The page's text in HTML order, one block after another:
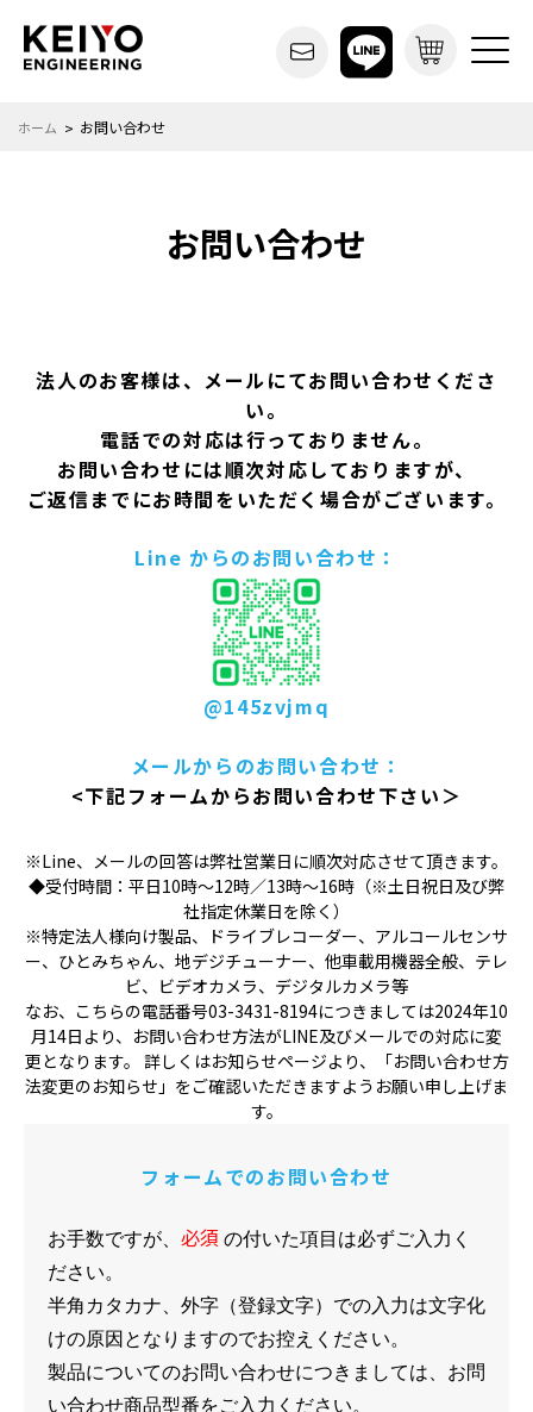
ホーム お問い合わせ
お問い合わせ
法人のお客様は、メールにてお問い合わせくださ
い。
電話での対応は行っておりません。
お問い合わせには順次対応しておりますが、
ご返信までにお時間をいただく場合がございます。
Line からのお問い合わせ：
@145zvjmq
メールからのお問い合わせ：
<下記フォームからお問い合わせ下さい＞
※Line、メールの回答は弊社営業日に順次対応させて頂きます。
◆受付時間：平日10時〜12時／13時〜16時（※土日祝日及び弊
社指定休業日を除く）
※特定法人様向け製品、ドライブレコーダー、アルコールセンサ
ー、ひとみちゃん、地デジチューナー、他車載用機器全般、テレ
ビ、ビデオカメラ、デジタルカメラ等
なお、こちらの電話番号03-3431-8194につきましては2024年10
月14日より、お問い合わせ方法がLINE及びメールでの対応に変
更となります。 詳しくはお知らせページより、「お問い合わせ方
法変更のお知らせ」をご確認いただきますようお願い申し上げま
す。
フォームでのお問い合わせ
お手数ですが、 必須 の付いた項目は必ずご入力く
ださい。
半角カタカナ、外字（登録文字）での入力は文字化
けの原因となりますのでお控えください。
製品についてのお問い合わせにつきましては、お問
い合わせ商品型番をご入力ください。